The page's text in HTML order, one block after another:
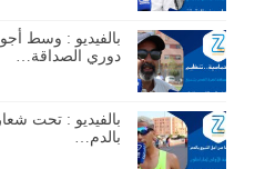
بالفيديو : وسط
دوري الصداقة…
بالفيديو : تحت
بالدم…